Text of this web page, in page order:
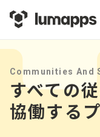
Communities And
すべての
協働する